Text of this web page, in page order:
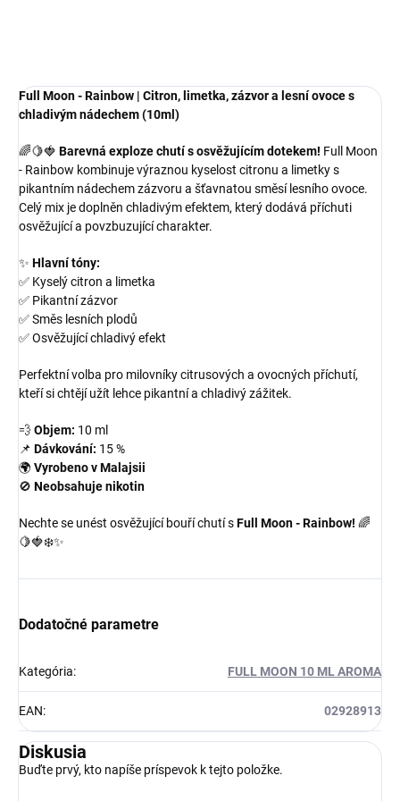
Full Moon - Rainbow | Citron, limetka, zázvor a lesní ovoce s
chladivým nádechem (10ml)
🌈🍋🍓 Barevná exploze chutí s osvěžujícím dotekem! Full Moon
- Rainbow kombinuje výraznou kyselost citronu a limetky s
pikantním nádechem zázvoru a šťavnatou směsí lesního ovoce.
Celý mix je doplněn chladivým efektem, který dodává příchuti
osvěžující a povzbuzující charakter.
✨ Hlavní tóny:
✅ Kyselý citron a limetka
✅ Pikantní zázvor
✅ Směs lesních plodů
✅ Osvěžující chladivý efekt
Perfektní volba pro milovníky citrusových a ovocných příchutí,
kteří si chtějí užít lehce pikantní a chladivý zážitek.
💨Objem: 10 ml
📌 Dávkování: 15 %
🌍 Vyrobeno v Malajsii
🚫 Neobsahuje nikotin
Nechte se unést osvěžující bouří chutí sFull Moon - Rainbow! 🌈
🍋🍓❄️✨
Dodatočné parametre
Kategória: FULL MOON 10 ML AROMA
EAN: 02928913
Diskusia
Buďte prvý, kto napíše príspevok k tejto položke.